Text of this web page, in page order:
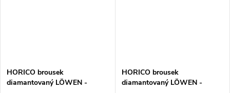
HORICO brousek
diamantovaný LÖWEN -
HORICO brousek
diamantovaný LÖWEN -